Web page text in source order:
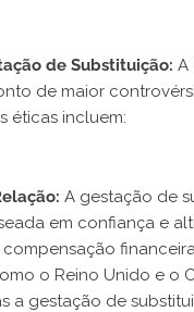
de Substituição: A
de maior
éticas incluem:
A gestação de
em confiança e
o Reino Unido e o
a gestação de